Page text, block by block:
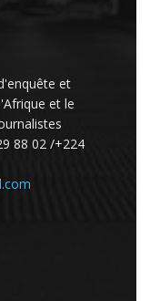
et
et le
88 02 /+224